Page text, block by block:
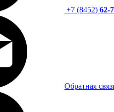
+7 (8452) 62-
Обратная